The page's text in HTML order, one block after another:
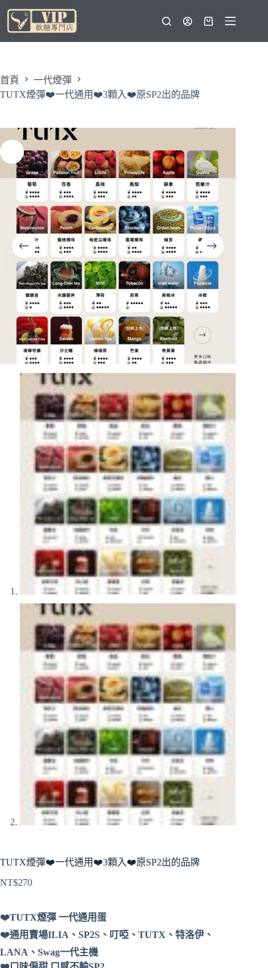
跳
容
購
物
首頁
一代煙彈
TUTX煙彈❤️‍一代通用❤️‍3顆入❤️‍原SP2出的品牌
TUTX煙彈❤️‍一代通用❤️‍3顆入❤️‍原SP2出的品牌
NT$270
❤️TUTX煙彈 一代通用蛋
❤️‍通用賣場ILIA、SP2S、叮啞、TUTX、特洛伊、
LANA、Swag一代主機